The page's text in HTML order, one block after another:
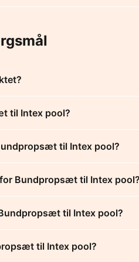
til Intex pool?
til Intex pool?
Bundpropsæt til Intex
til Intex pool?
til Intex pool?